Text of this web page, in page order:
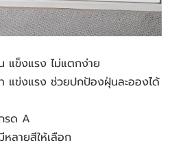
แข็งแรง ไม่แตกง่าย
แข่งแรง ช่วยปกป้องฝุ่นละอองได้
รด A
ลายสีให้เลือก